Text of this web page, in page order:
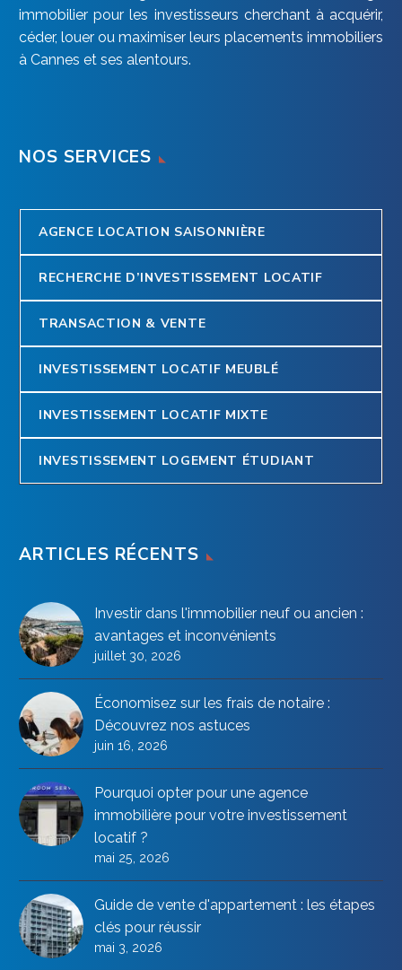
immobilier pour les investisseurs cherchant à acquérir,
céder, louer ou maximiser leurs placements immobiliers
à Cannes et ses alentours.
NOS SERVICES
AGENCE LOCATION SAISONNIÈRE
RECHERCHE D’INVESTISSEMENT LOCATIF
TRANSACTION & VENTE
INVESTISSEMENT LOCATIF MEUBLÉ
INVESTISSEMENT LOCATIF MIXTE
INVESTISSEMENT LOGEMENT ÉTUDIANT
ARTICLES RÉCENTS
Investir dans l'immobilier neuf ou ancien :
avantages et inconvénients
juillet 30, 2026
Économisez sur les frais de notaire :
Découvrez nos astuces
juin 16, 2026
Pourquoi opter pour une agence
immobilière pour votre investissement
locatif ?
mai 25, 2026
Guide de vente d'appartement : les étapes
clés pour réussir
mai 3, 2026